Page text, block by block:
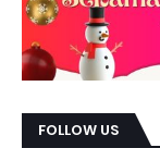
FOLLOW US